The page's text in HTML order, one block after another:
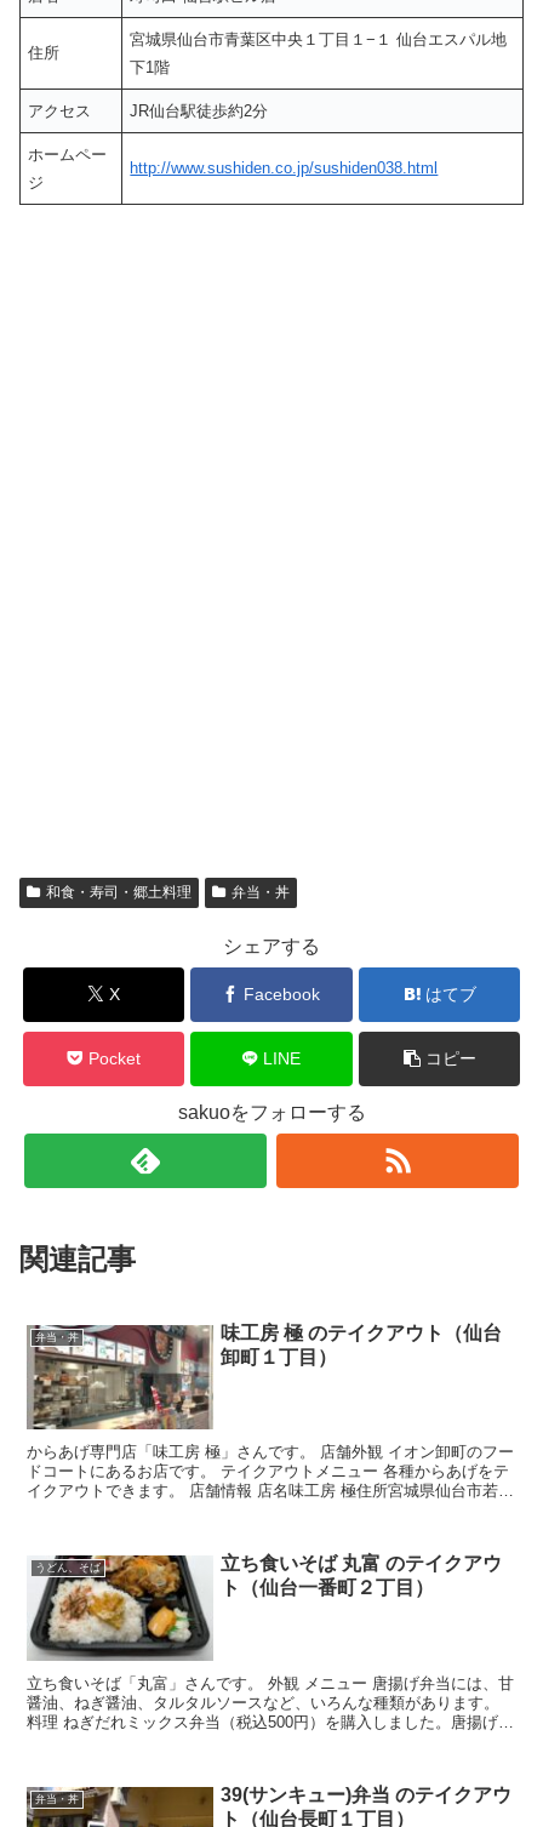
住所
宮城県仙台市青葉区中央１丁目１−１ 仙台エスパル地
下1階
アクセス JR仙台駅徒歩約2分
ホームペー
ジ
http://www.sushiden.co.jp/sushiden038.html
和食・寿司・郷土料理 弁当・丼
シェアする
X Facebook はてブ
Pocket LINE コピー
sakuoをフォローする
関連記事
弁当・丼
味工房 極 のテイクアウト（仙台
卸町１丁目）
からあげ専門店「味工房 極」さんです。 店舗外観 イオン卸町のフー
ドコートにあるお店です。 テイクアウトメニュー 各種からあげをテ
イクアウトできます。 店舗情報 店名味工房 極住所宮城県仙台市若林
うどん、そば
立ち食いそば 丸富 のテイクアウ
ト（仙台一番町２丁目）
立ち食いそば「丸富」さんです。 外観 メニュー 唐揚げ弁当には、甘
醤油、ねぎ醤油、タルタルソースなど、いろんな種類があります。
料理 ねぎだれミックス弁当（税込500円）を購入しました。唐揚げ3
弁当・丼
39(サンキュー)弁当 のテイクアウ
ト（仙台長町１丁目）